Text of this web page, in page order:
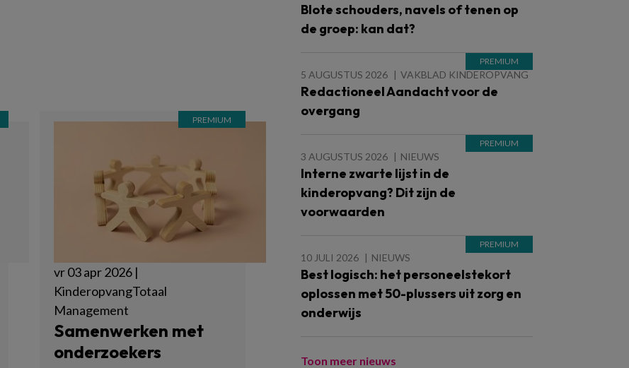
vr 03 apr 2026 |
KinderopvangTotaal
Management
Samenwerken met
onderzoekers
Blote schouders, navels of tenen op
de groep: kan dat?
5 AUGUSTUS 2026 VAKBLAD KINDEROPVANG
Redactioneel Aandacht voor de
overgang
3 AUGUSTUS 2026 NIEUWS
Interne zwarte lijst in de
kinderopvang? Dit zijn de
voorwaarden
10 JULI 2026 NIEUWS
Best logisch: het personeelstekort
oplossen met 50-plussers uit zorg en
onderwijs
Toon meer nieuws